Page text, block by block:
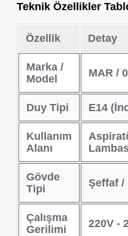
Teknik Özellikler
Özellik Detay
Marka /
Model
MAR /
Duy Tipi E14
Kullanım
Alanı
Gövde
Tipi
Şeffaf /
Çalışma
Gerilimi
220V -